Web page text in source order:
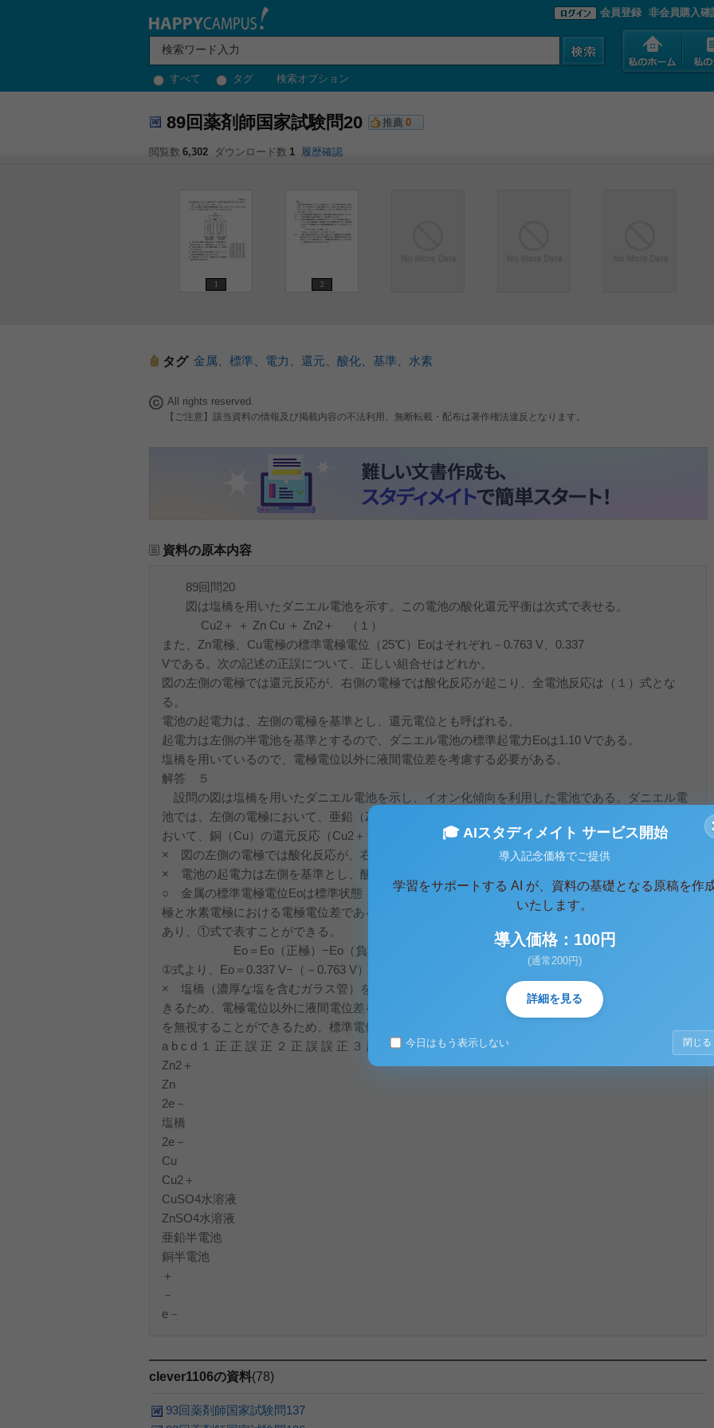
すべて タグ 検索オプション
会員登録 非会員購入確
89回薬剤師国家試験問20 推薦 0
閲覧数 6,302 ダウンロード数 1 履歴確認
1 2
タグ 金属 標準 電力 還元 酸化 基準 水素
All rights reserved.
【ご注意】該当資料の情報及び掲載内容の不法利用、無断転載・配布は著作権法違反となります。
資料の原本内容
89回問20
図は塩橋を用いたダニエル電池を示す。この電池の酸化還元平衡は次式で表せる。
Cu2＋ ＋ Zn Cu ＋ Zn2＋ （１）
また、Zn電極、Cu電極の標準電極電位（25℃）Eoはそれぞれ－0.763 V、0.337
Vである。次の記述の正誤について、正しい組合せはどれか。
図の左側の電極では還元反応が、右側の電極では酸化反応が起こり、全電池反応は（１）式とな
る。
電池の起電力は、左側の電極を基準とし、還元電位とも呼ばれる。
起電力は左側の半電池を基準とするので、ダニエル電池の標準起電力Eoは1.10 Vである。
塩橋を用いているので、電極電位以外に液間電位差を考慮する必要がある。
解答 ５
設問の図は塩橋を用いたダニエル電池を示し、イオン化傾向を利用した電池である。ダニエル電
池では、左側の電極において、亜鉛（Zn）の酸化反応（Zn→Zn2＋＋２e-）が起こり、右側の電極
おいて、銅（Cu）の還元反応（Cu2＋＋２e-→Cu）が起こっている。
× 図の左側の電極では酸化反応が、右側の電極では還元反応が起こっている。
× 電池の起電力は左側を基準とし、酸化電位といわれる。
○ 金属の標準電極電位Eoは標準状態（25℃、１atm）の水素電極を基準（０V）とした時の金属電
極と水素電極における電極電位差である。標準起電力Eoは２つの電極間における標準電極電位差で
あり、①式で表すことができる。
Eo＝Eo（正極）−Eo（負極）…①
①式より、Eo＝0.337 V−（－0.763 V）＝1.10V
× 塩橋（濃厚な塩を含むガラス管）を用いると、電極電位以外に液間電位差を除去することがで
きるため、電極電位以外に液間電位差を考慮する必要がない。また、塩橋を用いると、液間電位差
を無視することができるため、標準電位を求めるときに用いられる。
a b c d １ 正 正 誤 正 ２ 正 誤 誤 正 ３ 誤 誤 正 正 ４ 誤 正 正 誤 ５ 誤 誤 正 誤
Zn2＋
Zn
2e－
塩橋
2e－
Cu
Cu2＋
CuSO4水溶液
ZnSO4水溶液
亜鉛半電池
銅半電池
＋
－
e－
clever1106の資料(78)
93回薬剤師国家試験問137
🎓 AIスタディメイト サービス開始
導入記念価格でご提供
学習をサポートする AI が、資料の基礎となる原稿を作
いたします。
導入価格：100円
(通常200円)
詳細を見る
今日はもう表示しない 閉じる